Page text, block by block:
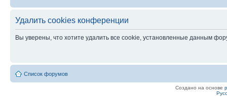
Удалить cookies конференции
Вы уверены, что хотите удалить все cookie, установленные данным
Список форумов
Создано на основе